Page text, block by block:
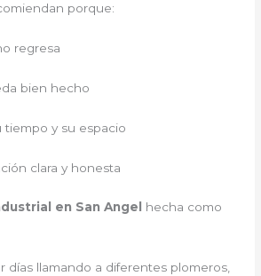
porque:
regresa
bien hecho
tiempo y su espacio
clara y honesta
en San Angel hecha como
días llamando a diferentes plomeros,